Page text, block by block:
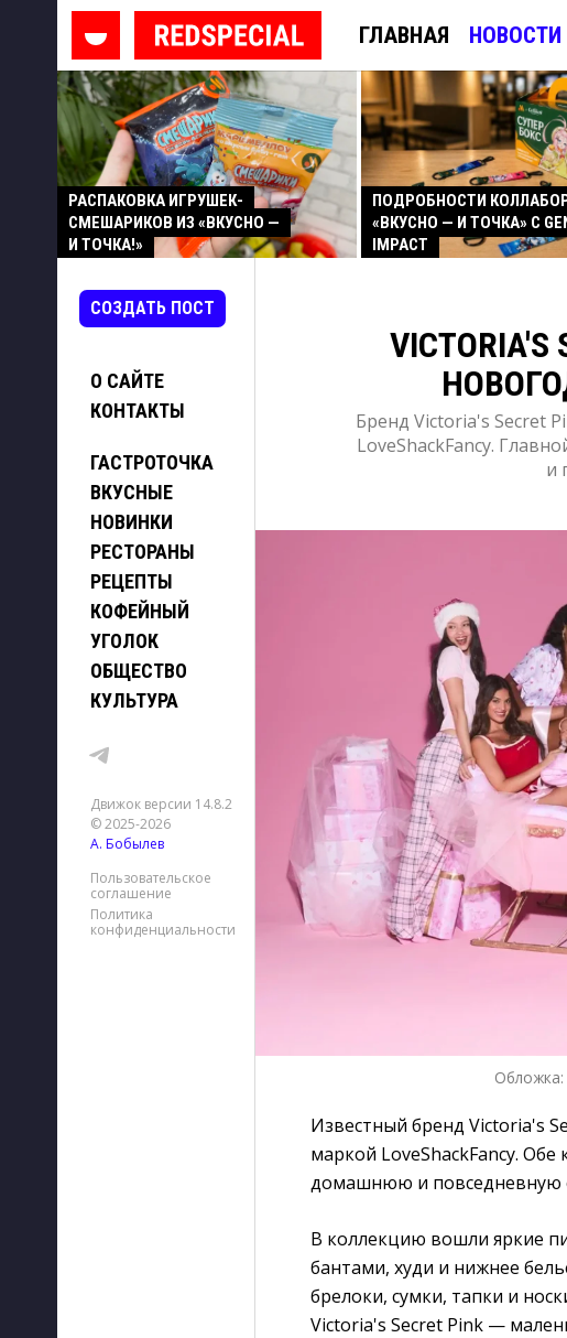
ГЛАВНАЯ НОВОСТИ
РАСПАКОВКА ИГРУШЕК-
СМЕШАРИКОВ ИЗ «ВКУСНО —
И ТОЧКА!»
ПОДРОБНОСТИ
«ВКУСНО — И ТОЧКА» С
IMPACT
СОЗДАТЬ ПОСТ
О САЙТЕ
КОНТАКТЫ
ГАСТРОТОЧКА
ВКУСНЫЕ
НОВИНКИ
РЕСТОРАНЫ
РЕЦЕПТЫ
КОФЕЙНЫЙ
УГОЛОК
ОБЩЕСТВО
КУЛЬТУРА
Движок версии 14.8.2
© 2025-2026
А. Бобылев
Пользовательское
соглашение
Политика
конфиденциальности
Бренд Victoria's Secret
LoveShackFancy.
и
Обложка:
Известный бренд Victoria's
маркой LoveShackFancy.
домашнюю и повседневную
В коллекцию вошли яркие
бантами, худи и нижнее
брелоки, сумки, тапки и
Victoria's Secret Pink —